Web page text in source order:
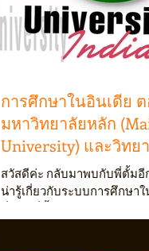
การศึกษาในอินเดีย ต
มหาวิทยาลัยหลัก
University) และวิทย
(Affiliate Coll
สวัสดีค่ะ กลับมาพบกับพี่ตั้มอีก
น่ารู้เกี่ยวกับระบบการศึกษาใ